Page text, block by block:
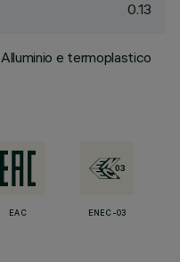
0.13
Alluminio e termoplastico
EAC ENEC-03